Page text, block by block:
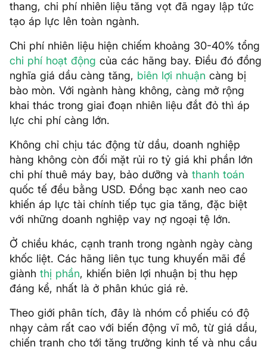
thang, chi phí nhiên liệu tăng vọt đã ngay lập tức
tạo áp lực lên toàn ngành.
Chi phí nhiên liệu hiện chiếm khoảng 30-40% tổng
chi phí hoạt động của các hãng bay. Điều đó đồng
nghĩa giá dầu càng tăng, biên lợi nhuận càng bị
bào mòn. Với ngành hàng không, càng mở rộng
khai thác trong giai đoạn nhiên liệu đắt đỏ thì áp
lực chi phí càng lớn.
Không chỉ chịu tác động từ dầu, doanh nghiệp
hàng không còn đối mặt rủi ro tỷ giá khi phần lớn
chi phí thuê máy bay, bảo dưỡng và thanh toán
quốc tế đều bằng USD. Đồng bạc xanh neo cao
khiến áp lực tài chính tiếp tục gia tăng, đặc biệt
với những doanh nghiệp vay nợ ngoại tệ lớn.
Ở chiều khác, cạnh tranh trong ngành ngày càng
khốc liệt. Các hãng liên tục tung khuyến mãi để
giành thị phần, khiến biên lợi nhuận bị thu hẹp
đáng kể, nhất là ở phân khúc giá rẻ.
Theo giới phân tích, đây là nhóm cổ phiếu có độ
nhạy cảm rất cao với biến động vĩ mô, từ giá dầu,
chiến tranh cho tới tăng trưởng kinh tế và nhu cầu